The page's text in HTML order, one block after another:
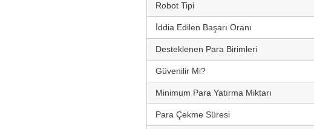
Robot Tipi
İddia Edilen Başarı Oranı
Desteklenen Para Birimleri
Güvenilir Mi?
Minimum Para Yatırma Miktarı
Para Çekme Süresi